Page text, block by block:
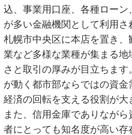
込、事業用口座、各種ロー
が多い金融機関として利用さ
札幌市中央区に本店を置き
業など多様な業種が集まる
さと取引の厚みが目立ちま
が動く都市部ならではの資
経済の回転を支える役割が大
また、信用金庫でありなが
者にとっても知名度が高い